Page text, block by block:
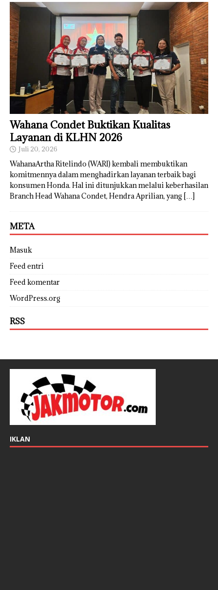
Wahana Condet Buktikan Kualitas
Layanan di KLHN 2026
Juli 20, 2026
WahanaArtha Ritelindo (WARI) kembali membuktikan
komitmennya dalam menghadirkan layanan terbaik bagi
konsumen Honda. Hal ini ditunjukkan melalui keberhasilan
Branch Head Wahana Condet, Hendra Aprilian, yang […]
META
Masuk
Feed entri
Feed komentar
WordPress.org
RSS
IKLAN